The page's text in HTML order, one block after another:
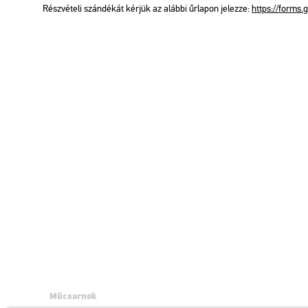
Rész­vé­te­li szán­dé­kát kér­jük az aláb­bi űr­la­pon je­lez­ze:https://​
Műcsarnok